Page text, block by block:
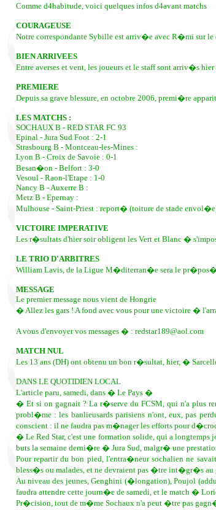
Comme d4habitude, voici quelques infos d4avant matchs
COURAGEUSE
Notre correspondante Sybille est arriv�e avec R�mi sur le
BIEN ARRIVEES
Entre averses et vent, les joueurs et le staff sont arriv�s
PREMIERE
Depuis sa grave blessure, en octobre 2006, premi�re
LES MATCHS :
SOCHAUX B - RED STAR FC 93
Epinal - Jura Sud Foot : 2-1
Strasbourg B - Montceau-les-Mines :
Lyon B - Croix de Savoie : 0-1
Besan�on - Belfort : 3-0
Vesoul - Raon-l'Etape : 1-0
Nancy B - Auxerre B :
Metz B - Epernay :
Mulhouse - Saint-Priest : report� (toiture de stade
VICTOIRE IMPERATIVE
Les r�sultats d'hier soir obligent les Vert et Blanc �
LE TRIO D'ARBITRES
William Lavis, de la Ligue M�diterran�e sera le pr�pos�
MESSAGE
Le premier message nous vient de Hongrie
� Allez les gars ! A fond avec vous pour une victoire �
A vous d'envoyer vos messages � : redstar189@aol.com
MATCH NUL
Les 13 ans (DH) ont obtenu un bon r�sultat, hier, �
DANS LE QUOTIDIEN LOCAL
L'article paru, samedi, dans � Le Pays �
� Et si on gagnait ? La r�serve du FCSM, qui n'a plus
probl�me : les banlieusards parisiens n'ont, eux, pas
conscient : il ne faudra pas m�nager les efforts pour
� Le Red Star, c'est une formation solide, qui a
buts la semaine derni�re � Jura Sud, malgr� une
Pour repartir du bon pied, l'entra�neur sochalien ne
bless�s ou malades, et ne devraient pas �tre int�gr�s au
Au niveau des jeunes, Genghini (�longation), Poujol
faudra attendre cette journ�e de samedi, et le match �
Pr�cision, tout de m�me Sochaux n'a peut �tre pas